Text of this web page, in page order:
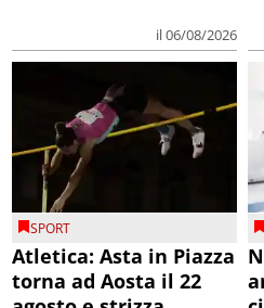
il 06/08/2026
SPORT
Atletica: Asta in Piazza
torna ad Aosta il 22